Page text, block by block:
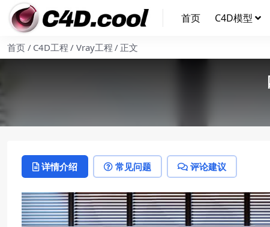
首页 C4D模型
首页 C4D工程 Vray工程 正文
详情介绍 常见问题 评论建议